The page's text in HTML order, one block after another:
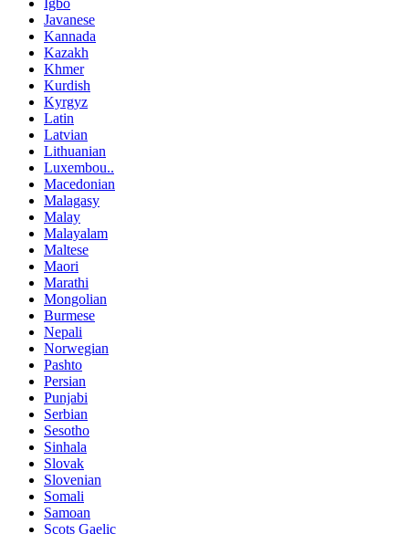
Igbo
Javanese
Kannada
Kazakh
Khmer
Kurdish
Kyrgyz
Latin
Latvian
Lithuanian
Luxembou..
Macedonian
Malagasy
Malay
Malayalam
Maltese
Maori
Marathi
Mongolian
Burmese
Nepali
Norwegian
Pashto
Persian
Punjabi
Serbian
Sesotho
Sinhala
Slovak
Slovenian
Somali
Samoan
Scots Gaelic